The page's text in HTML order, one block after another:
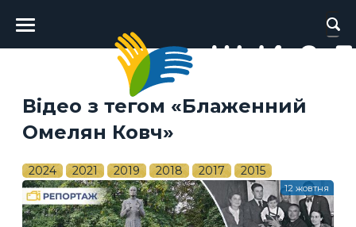
Головне
меню
Відео з тегом «Блаженний
Омелян Ковч»
2024 2021 2019 2018 2017 2015
12 жовтня